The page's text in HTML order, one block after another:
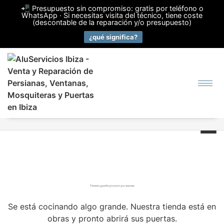
📲 Presupuesto sin compromiso: gratis por teléfono o
WhatsApp · Si necesitas visita del técnico, tiene coste
(descontable de la reparación y/o presupuesto)
¿qué significa?
Tenemos grandes proyectos por anunciar
Se está cocinando algo grande. Nuestra tienda está en
obras y pronto abrirá sus puertas.